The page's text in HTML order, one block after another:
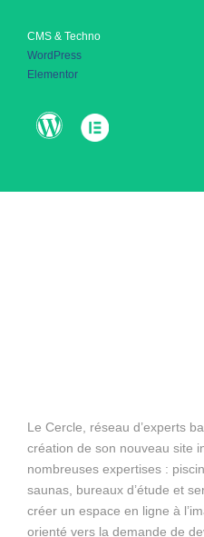
CMS & Techno
WordPress
Elementor
Le Cercle, réseau d’experts
création de son nouveau site
nombreuses expertises :
saunas, bureaux d’étude et
créer un espace en ligne à
orienté vers la demande de